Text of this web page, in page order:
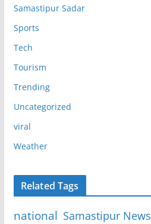
Samastipur Sadar
Sports
Tech
Tourism
Trending
Uncategorized
viral
Weather
Related Tags
national Samastipur News